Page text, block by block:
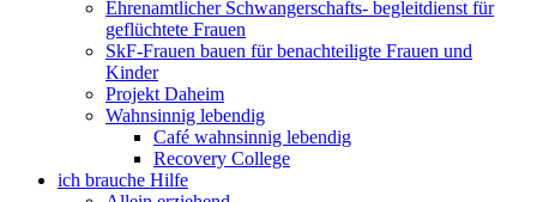
Ehrenamtlicher Schwangerschafts- begleitdienst für
geflüchtete Frauen
SkF-Frauen bauen für benachteiligte Frauen und
Kinder
Projekt Daheim
Wahnsinnig lebendig
Café wahnsinnig lebendig
Recovery College
ich brauche Hilfe